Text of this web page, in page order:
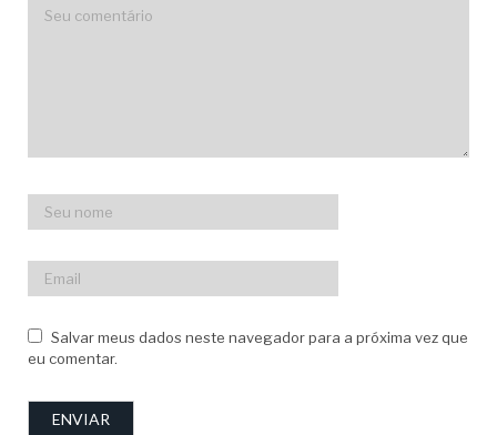
Salvar meus dados neste navegador para a próxima vez que
eu comentar.